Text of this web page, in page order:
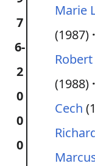
7
6-
2
0
0
0
Marie
(1987)
(1988)
Cech